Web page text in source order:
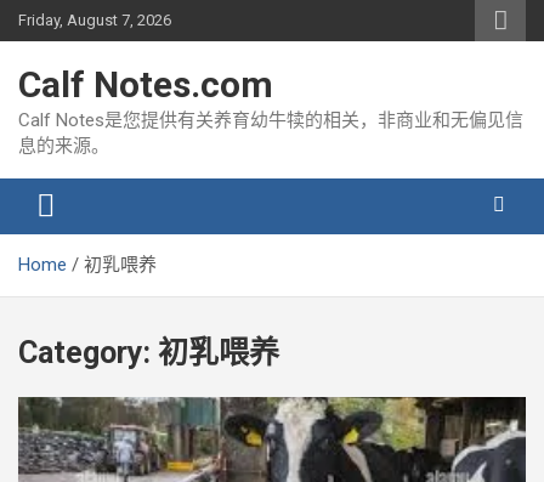
Skip
to
Friday, August 7, 2026
Calf Notes.com
Calf Notes是您提供有关养育幼牛犊的相关，非商业和无偏见信
息的来源。
Home 初乳喂养
Category: 初乳喂养